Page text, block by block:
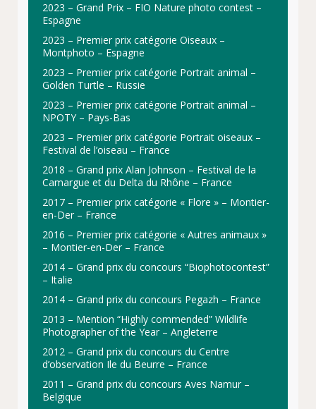
2023 – Grand Prix – FIO Nature photo contest –
Espagne
2023 – Premier prix catégorie Oiseaux –
Montphoto – Espagne
2023 – Premier prix catégorie Portrait animal –
Golden Turtle – Russie
2023 – Premier prix catégorie Portrait animal –
NPOTY – Pays-Bas
2023 – Premier prix catégorie Portrait oiseaux –
Festival de l’oiseau – France
2018 – Grand prix Alan Johnson – Festival de la
Camargue et du Delta du Rhône – France
2017 – Premier prix catégorie « Flore » – Montier-
en-Der – France
2016 – Premier prix catégorie « Autres animaux »
– Montier-en-Der – France
2014 – Grand prix du concours “Biophotocontest”
– Italie
2014 – Grand prix du concours Pegazh – France
2013 – Mention “Highly commended” Wildlife
Photographer of the Year – Angleterre
2012 – Grand prix du concours du Centre
d’observation Ile du Beurre – France
2011 – Grand prix du concours Aves Namur –
Belgique